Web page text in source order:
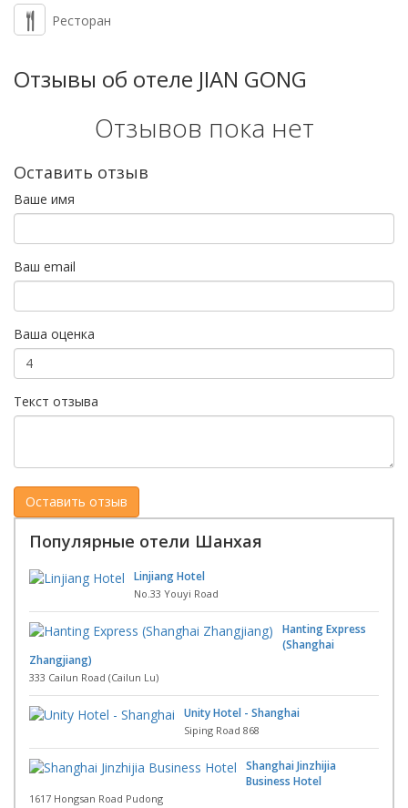
Ресторан
Отзывы об отеле JIAN GONG
Отзывов пока нет
Оставить отзыв
Ваше имя
Ваш email
Ваша оценка
Текст отзыва
Популярные отели Шанхая
Linjiang Hotel
No.33 Youyi Road
Hanting Express
(Shanghai
Zhangjiang)
333 Cailun Road (Cailun Lu)
Unity Hotel - Shanghai
Siping Road 868
Shanghai Jinzhijia
Business Hotel
1617 Hongsan Road Pudong